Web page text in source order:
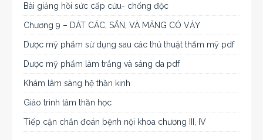
Bài giảng hồi sức cấp cứu- chống độc
Chương 9 – DÁT CÁC, SẨN, VÀ MẢNG CÓ VẢY
Dược mỹ phẩm sử dụng sau các thủ thuật thẩm mỹ pdf
Dược mỹ phẩm làm trắng và sáng da pdf
Khám lâm sàng hệ thần kinh
Giáo trình tâm thần học
Tiếp cận chẩn đoán bệnh nội khoa chương III, IV